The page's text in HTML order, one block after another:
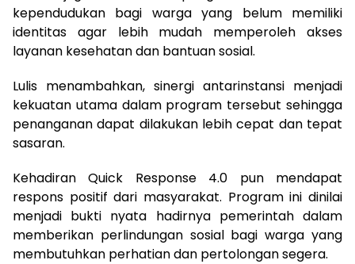
kependudukan bagi warga yang belum memiliki
identitas agar lebih mudah memperoleh akses
layanan kesehatan dan bantuan sosial.
Lulis menambahkan, sinergi antarinstansi menjadi
kekuatan utama dalam program tersebut sehingga
penanganan dapat dilakukan lebih cepat dan tepat
sasaran.
Kehadiran Quick Response 4.0 pun mendapat
respons positif dari masyarakat. Program ini dinilai
menjadi bukti nyata hadirnya pemerintah dalam
memberikan perlindungan sosial bagi warga yang
membutuhkan perhatian dan pertolongan segera.